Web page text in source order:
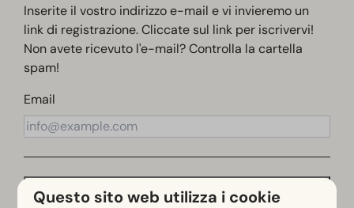
Inserite il vostro indirizzo e-mail e vi invieremo un
link di registrazione. Cliccate sul link per iscrivervi!
Non avete ricevuto l'e-mail? Controlla la cartella
spam!
Email
Ricevi il link di accesso
Questo sito web utilizza i cookie